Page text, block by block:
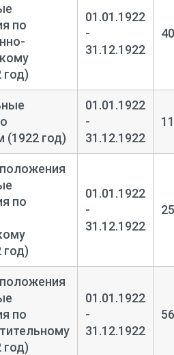
по
год)
01.01.1922
-
31.12.1922
40
(1922 год)
01.01.1922
-
31.12.1922
по
год)
01.01.1922
-
31.12.1922
по
год)
01.01.1922
-
31.12.1922
56